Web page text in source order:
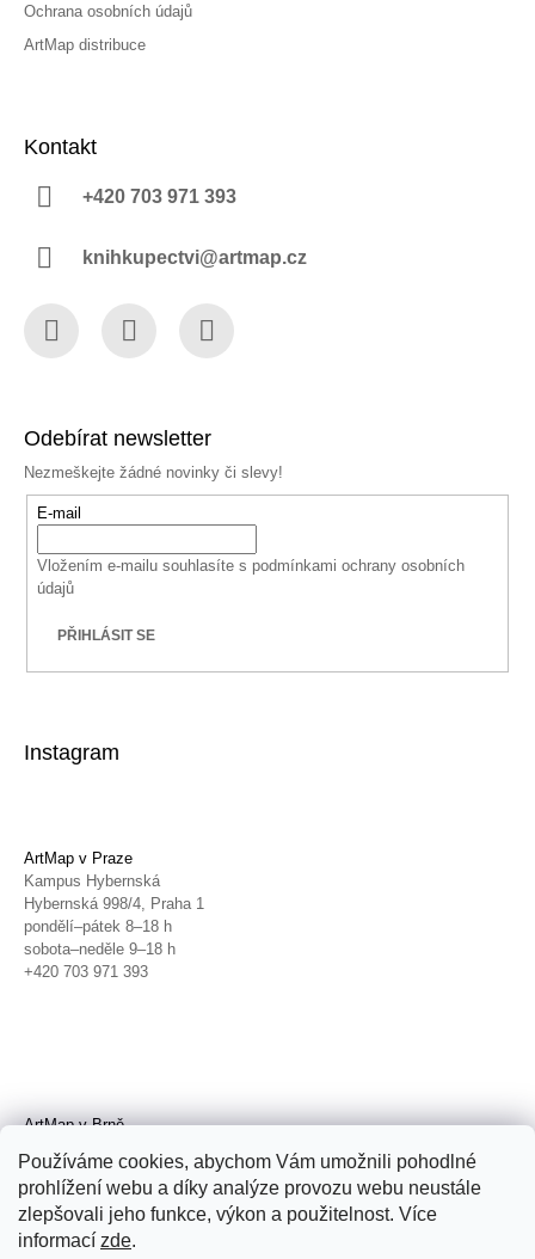
Používáme cookies, abychom Vám umožnili pohodlné
prohlížení webu a díky analýze provozu webu neustále
zlepšovali jeho funkce, výkon a použitelnost. Více
informací zde.
Ochrana osobních údajů
ArtMap distribuce
Kontakt
+420 703 971 393
knihkupectvi@artmap.cz
Odebírat newsletter
Nezmeškejte žádné novinky či slevy!
E-mail
Vložením e-mailu souhlasíte s podmínkami ochrany osobních
údajů
PŘIHLÁSIT SE
Instagram
ArtMap v Praze
Kampus Hybernská
Hybernská 998/4, Praha 1
pondělí–pátek 8–18 h
sobota–neděle 9–18 h
+420 703 971 393
ArtMap v Brně
Radnická 4, Brno
úterý–pátek 11–19 h
sobota 14–19 h
+420 702 152 298